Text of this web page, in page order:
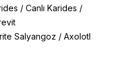
/ Canlı Karides /
Salyangoz / Axolotl